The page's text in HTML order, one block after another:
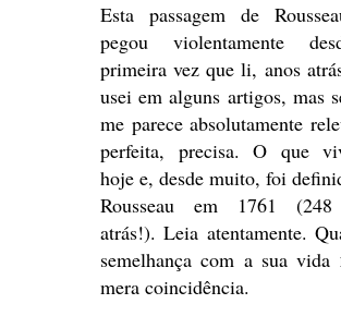
Esta passagem de
pegou violentamente
primeira vez que li, anos
usei em alguns artigos, mas
me parece absolutamente
perfeita, precisa. O que
hoje e, desde muito, foi
Rousseau em 1761 (248
atrás!). Leia atentamente.
semelhança com a sua vida
mera coincidência.